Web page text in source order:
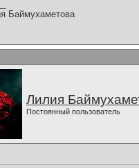
Баймухаметова
Лилия
Постоянный пользователь